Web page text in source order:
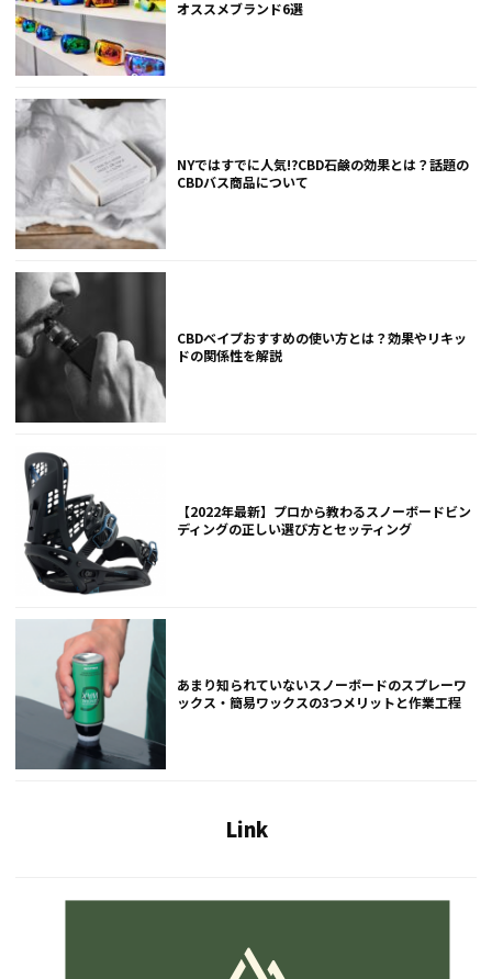
オススメブランド6選
NYではすでに人気!?CBD石鹸の効果とは？話題の
CBDバス商品について
CBDベイプおすすめの使い方とは？効果やリキッ
ドの関係性を解説
【2022年最新】プロから教わるスノーボードビン
ディングの正しい選び方とセッティング
あまり知られていないスノーボードのスプレーワ
ックス・簡易ワックスの3つメリットと作業工程
Link